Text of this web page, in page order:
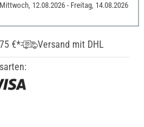
12.08.2026 - Freitag, 14.08.2026
€*
Versand mit DHL